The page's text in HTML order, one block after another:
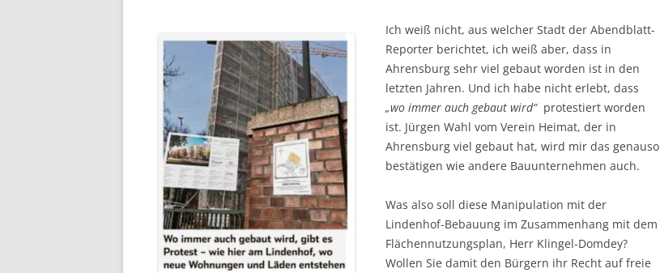
Ich weiß nicht, aus welcher Stadt der Abendblatt-
Reporter berichtet, ich weiß aber, dass in
Ahrensburg sehr viel gebaut worden ist in den
letzten Jahren. Und ich habe nicht erlebt, dass
„wo immer auch gebaut wird“protestiert worden
ist. Jürgen Wahl vom Verein Heimat, der in
Ahrensburg viel gebaut hat, wird mir das genauso
bestätigen wie andere Bauunternehmen auch.
Was also soll diese Manipulation mit der
Lindenhof-Bebauung im Zusammenhang mit dem
Flächennutzungsplan, Herr Klingel-Domdey?
Wollen Sie damit den Bürgern ihr Recht auf freie